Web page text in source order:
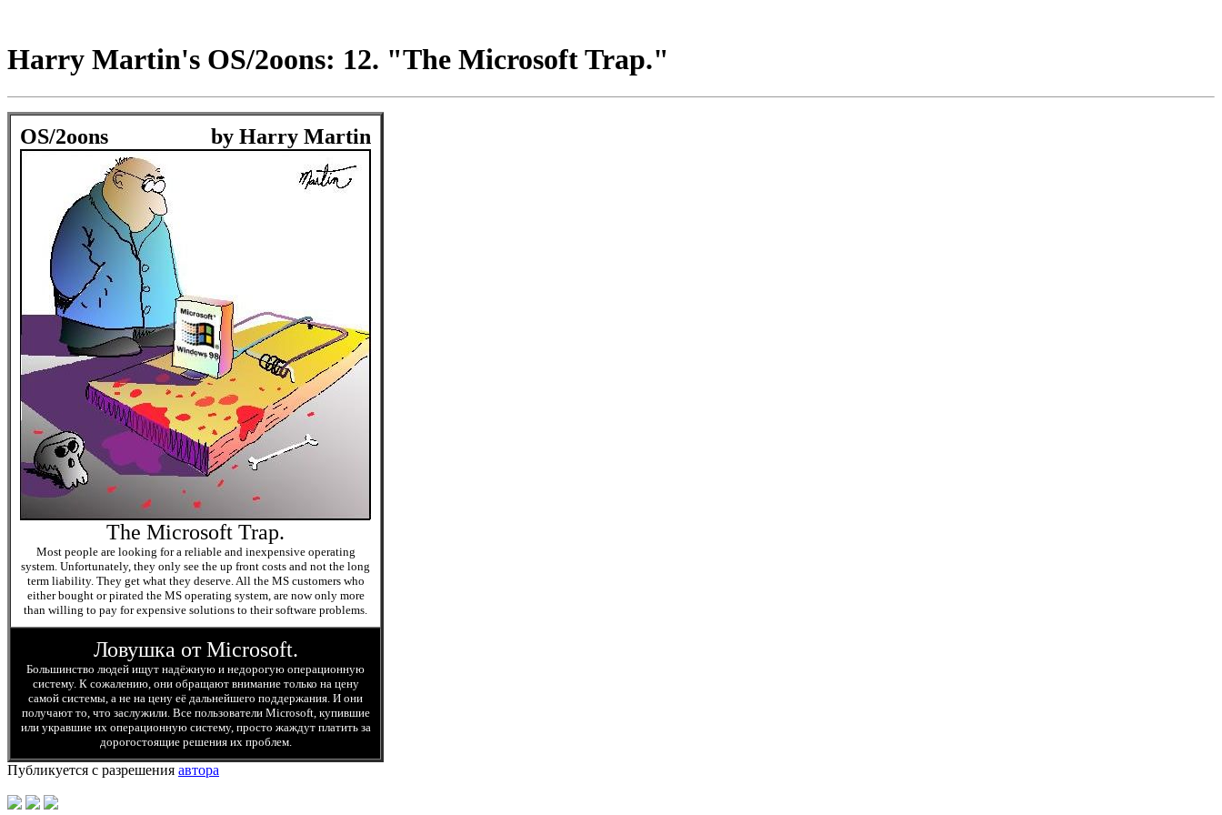
Harry Martin's OS/2oons: 12. "The Microsoft Trap."
OS/2oons by Harry Martin
The Microsoft Trap.
Most people are looking for a reliable and inexpensive operating
system. Unfortunately, they only see the up front costs and not the long
term liability. They get what they deserve. All the MS customers who
either bought or pirated the MS operating system, are now only more
than willing to pay for expensive solutions to their software problems.
Ловушка от Microsoft.
Большинство людей ищут надёжную и недорогую операционную
систему. К сожалению, они обращают внимание только на цену
самой системы, а не на цену её дальнейшего поддержания. И они
получают то, что заслужили. Все пользователи Microsoft, купившие
или укравшие их операционную систему, просто жаждут платить за
дорогостоящие решения их проблем.
Публикуется с разрешения автора